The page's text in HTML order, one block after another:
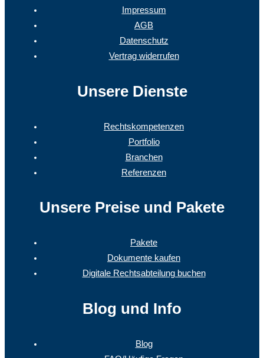
Impressum
AGB
Datenschutz
Vertrag widerrufen
Unsere Dienste
Rechtskompetenzen
Portfolio
Branchen
Referenzen
Unsere Preise und Pakete
Pakete
Dokumente kaufen
Digitale Rechtsabteilung buchen
Blog und Info
Blog